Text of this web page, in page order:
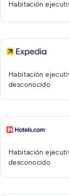
Habitación
Habitación
desconocido
Habitación
desconocido